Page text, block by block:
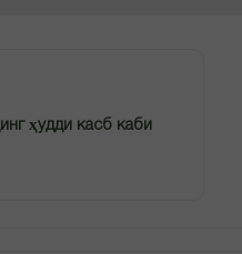
ҳудди касб каби